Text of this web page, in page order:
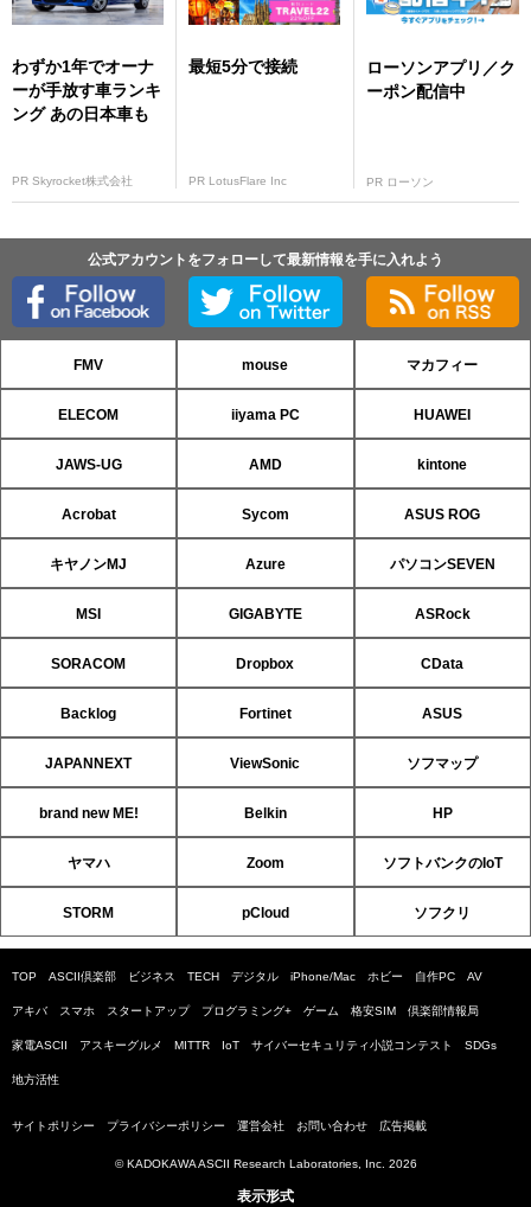
わずか1年でオーナ
ーが手放す車ランキ
ング あの日本車も
PR Skyrocket株式会社
最短5分で接続
PR LotusFlare Inc
ローソンアプリ／ク
ーポン配信中
PR ローソン
公式アカウントをフォローして最新情報を手に入れよう
FMV mouse マカフィー
ELECOM iiyama PC HUAWEI
JAWS-UG AMD kintone
Acrobat Sycom ASUS ROG
キヤノンMJ Azure パソコンSEVEN
MSI GIGABYTE ASRock
SORACOM Dropbox CData
Backlog Fortinet ASUS
JAPANNEXT ViewSonic ソフマップ
brand new ME! Belkin HP
ヤマハ Zoom ソフトバンクのIoT
STORM pCloud ソフクリ
TOP ASCII倶楽部 ビジネス TECH デジタル iPhone/Mac ホビー 自作PC AV
アキバ スマホ スタートアップ プログラミング+ ゲーム 格安SIM 倶楽部情報局
家電ASCII アスキーグルメ MITTR IoT サイバーセキュリティ小説コンテスト SDGs
地方活性
サイトポリシー プライバシーポリシー 運営会社 お問い合わせ 広告掲載
© KADOKAWA ASCII Research Laboratories, Inc. 2026
表示形式